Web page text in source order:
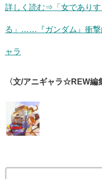
詳しく読む⇒「女でありす
る」……『ガンダム』衝撃
ャラ
〈文/アニギャラ☆REW編